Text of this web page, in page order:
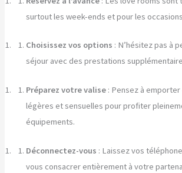
surtout les week-ends et pour les
Choisissez vos options : N’hésitez pas à
séjour avec des prestations
Préparez votre valise : Pensez à
légères et sensuelles pour profiter
équipements.
Déconnectez-vous : Laissez vos
vous consacrer entièrement à votre